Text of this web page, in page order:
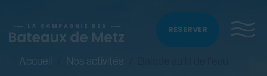
RÉSERVER
Accueil Nos activités